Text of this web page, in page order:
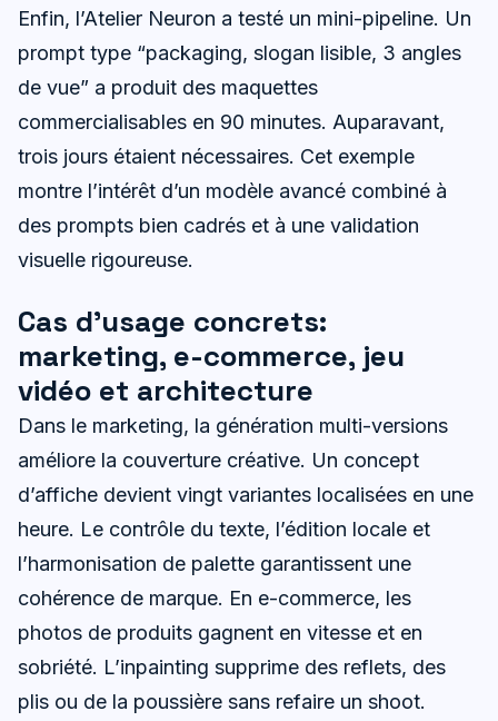
Enfin, l’Atelier Neuron a testé un mini-pipeline. Un
prompt type “packaging, slogan lisible, 3 angles
de vue” a produit des maquettes
commercialisables en 90 minutes. Auparavant,
trois jours étaient nécessaires. Cet exemple
montre l’intérêt d’un modèle avancé combiné à
des prompts bien cadrés et à une validation
visuelle rigoureuse.
Cas d’usage concrets:
marketing, e-commerce, jeu
vidéo et architecture
Dans le marketing, la génération multi-versions
améliore la couverture créative. Un concept
d’affiche devient vingt variantes localisées en une
heure. Le contrôle du texte, l’édition locale et
l’harmonisation de palette garantissent une
cohérence de marque. En e-commerce, les
photos de produits gagnent en vitesse et en
sobriété. L’inpainting supprime des reflets, des
plis ou de la poussière sans refaire un shoot.